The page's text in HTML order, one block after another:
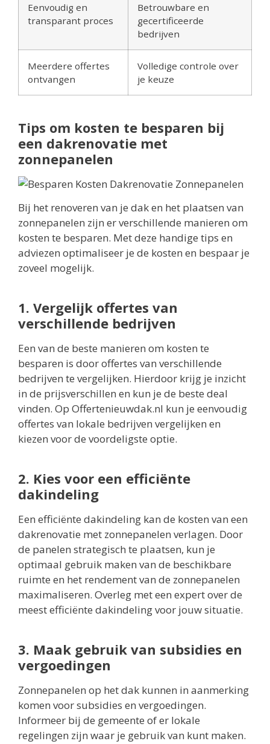
Eenvoudig en
transparant proces
Betrouwbare en
gecertificeerde
bedrijven
Meerdere offertes
ontvangen
Volledige controle over
je keuze
Tips om kosten te besparen bij
een dakrenovatie met
zonnepanelen
Bij het renoveren van je dak en het plaatsen van
zonnepanelen zijn er verschillende manieren om
kosten te besparen. Met deze handige tips en
adviezen optimaliseer je de kosten en bespaar je
zoveel mogelijk.
1. Vergelijk offertes van
verschillende bedrijven
Een van de beste manieren om kosten te
besparen is door offertes van verschillende
bedrijven te vergelijken. Hierdoor krijg je inzicht
in de prijsverschillen en kun je de beste deal
vinden. Op Offertenieuwdak.nl kun je eenvoudig
offertes van lokale bedrijven vergelijken en
kiezen voor de voordeligste optie.
2. Kies voor een efficiënte
dakindeling
Een efficiënte dakindeling kan de kosten van een
dakrenovatie met zonnepanelen verlagen. Door
de panelen strategisch te plaatsen, kun je
optimaal gebruik maken van de beschikbare
ruimte en het rendement van de zonnepanelen
maximaliseren. Overleg met een expert over de
meest efficiënte dakindeling voor jouw situatie.
3. Maak gebruik van subsidies en
vergoedingen
Zonnepanelen op het dak kunnen in aanmerking
komen voor subsidies en vergoedingen.
Informeer bij de gemeente of er lokale
regelingen zijn waar je gebruik van kunt maken.